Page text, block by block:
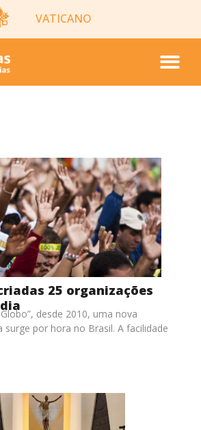
VATICANO
25 organizações
desde 2010, uma nova
surge por hora no Brasil. A facilidade
igrejas,